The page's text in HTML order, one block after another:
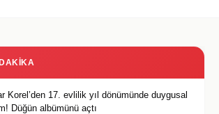
Korel’den 17. evlilik yıl dönümünde duygusal
Düğün albümünü açtı